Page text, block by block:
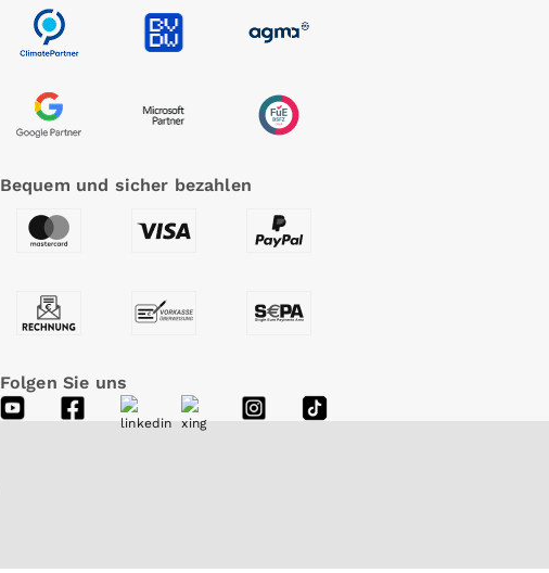
Bequem und sicher bezahlen
Folgen Sie uns